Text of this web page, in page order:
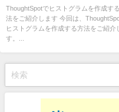
ThoughtSpotでヒストグラムを作成す
法をご紹介します 今回は、
ヒストグラムを作成する方法をご紹介
す。...